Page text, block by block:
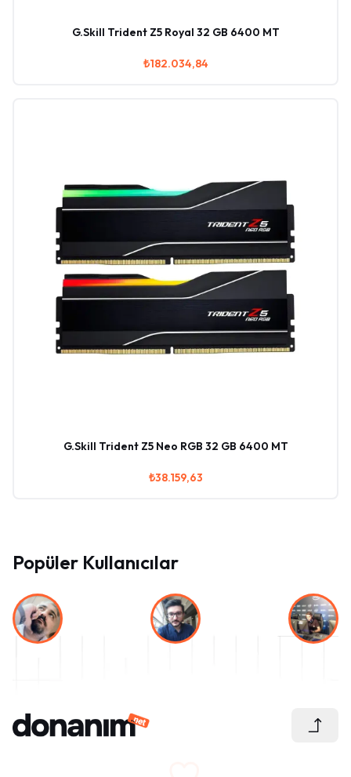
G.Skill Trident Z5 Royal 32 GB 6400 MT
₺182.034,84
G.Skill Trident Z5 Neo RGB 32 GB 6400 MT
₺38.159,63
Popüler Kullanıcılar